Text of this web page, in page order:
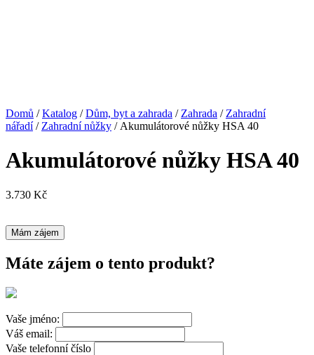
Domů /Katalog /Dům, byt a zahrada / Zahrada / Zahradní
nářadí/ Zahradní nůžky / Akumulátorové nůžky HSA 40
Akumulátorové nůžky HSA 40
3.730 Kč
Mám zájem
Máte zájem o tento produkt?
Vaše jméno:
Váš email:
Vaše telefonní číslo